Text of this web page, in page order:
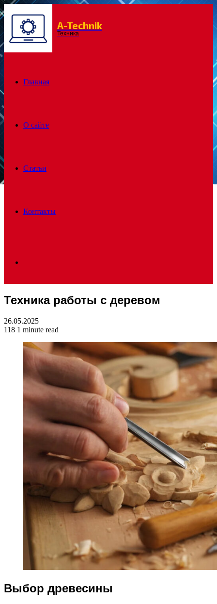
Menu A-Technik
Техника
Главная
О сайте
Статьи
Контакты
for
Техника работы с деревом
26.05.2025
118 1 minute read
Выбор древесины